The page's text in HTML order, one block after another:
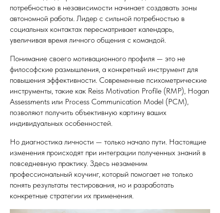
потребностью в независимости начинает создавать зоны
автономной работы. Лидер с сильной потребностью в
социальных контактах пересматривает календарь,
увеличивая время личного общения с командой.
Понимание своего мотивационного профиля — это не
философские размышления, а конкретный инструмент для
повышения эффективности. Современные психометрические
инструменты, такие как Reiss Motivation Profile (RMP), Hogan
Assessments или Process Communication Model (PCM),
позволяют получить объективную картину ваших
индивидуальных особенностей.
Но диагностика личности — только начало пути. Настоящие
изменения происходят при интеграции полученных знаний в
повседневную практику. Здесь незаменим
профессиональный коучинг, который помогает не только
понять результаты тестирования, но и разработать
конкретные стратегии их применения.
ИНН: 771565122106
ОГРНИП: 320774600370717
© Все права защищены. 2015 - 2026 г.
При использовании материалов сайта, активная
ссылка на источник (не закрытая от индексации
для поисковых систем) обязательна.
Бот в Telegram
Правовые документы
Политика в отношении ПД
Публичная оферта
Согласие на рекламную рассылку
Правила подарочные сертификаты
Основные разделы
Узнать свои сильные стороны
Научиться эффективной
коммуникации
Узнать свой уровень вертикального
развития
Евгения Чертаринская
Бизнесу и командам
Подарочный сертификат
Психометрические инструменты